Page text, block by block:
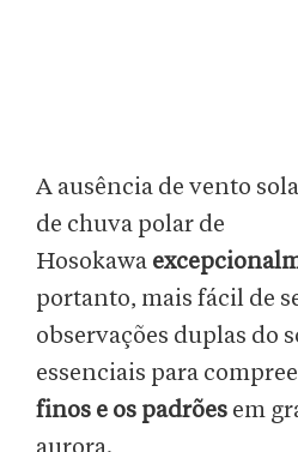
A ausência de vento
de chuva polar de
Hosokawa
portanto, mais fácil de
observações duplas do
essenciais para
finos e os padrões em